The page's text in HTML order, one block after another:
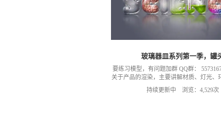
玻璃器皿系列第一季，罐
要练习模型，有问题加群 QQ群：
关于产品的渲染，主要讲解材质、灯光、
还有更多案例。总之关注我们就是对
持续更新中 浏览：4,529次